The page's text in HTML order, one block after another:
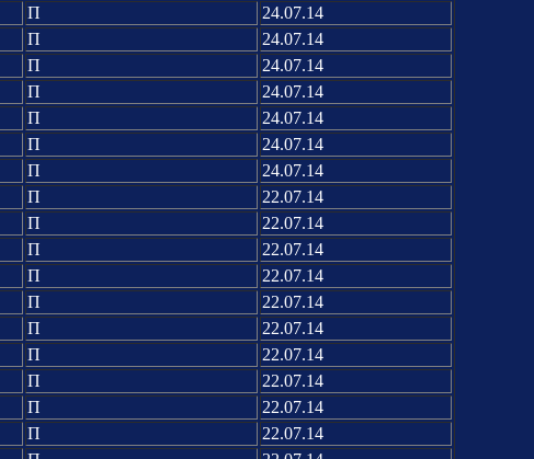
П
24.07.14
П
24.07.14
П
24.07.14
П
24.07.14
П
24.07.14
П
24.07.14
П
24.07.14
П
22.07.14
П
22.07.14
П
22.07.14
П
22.07.14
П
22.07.14
П
22.07.14
П
22.07.14
П
22.07.14
П
22.07.14
П
22.07.14